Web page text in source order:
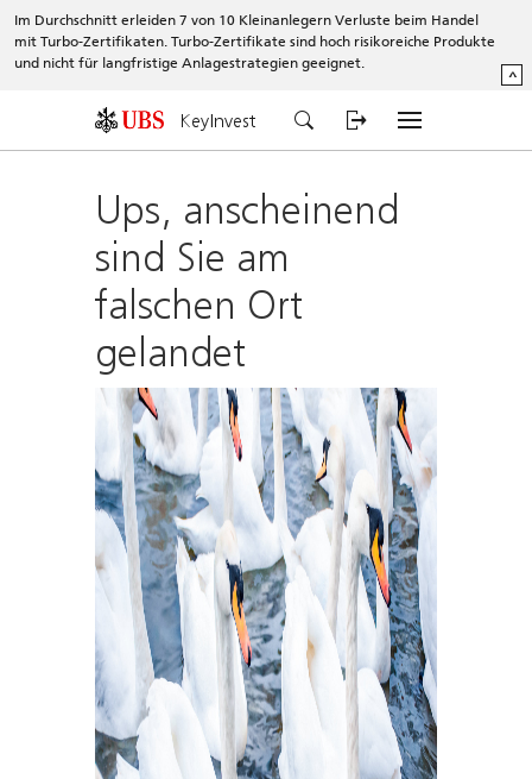
Im Durchschnitt erleiden 7 von 10 Kleinanlegern Verluste beim Handel
mit Turbo-Zertifikaten. Turbo-Zertifikate sind hoch risikoreiche Produkte
und nicht für langfristige Anlagestrategien geeignet.
^
KeyInvest
Ups, anscheinend
sind Sie am
falschen Ort
gelandet